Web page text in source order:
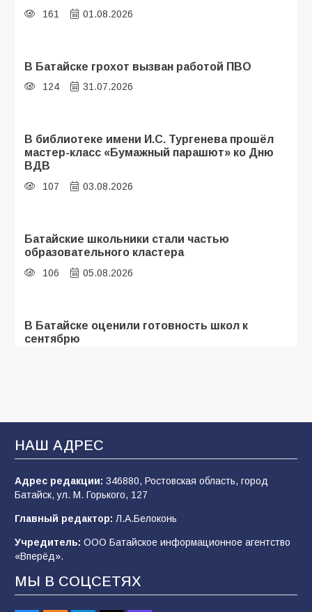
161 01.08.2026
В Батайске грохот вызван работой ПВО
124 31.07.2026
В библиотеке имени И.С. Тургенева прошёл
мастер-класс «Бумажный парашют» ко Дню
ВДВ
107 03.08.2026
Батайские школьники стали частью
образовательного кластера
106 05.08.2026
В Батайске оценили готовность школ к
сентябрю
соревнований
110 06.08.2026
«Мобилизация или набор?» Что на самом
2026 года
101 03.08.2026
В Батайске продолжаются дорожные работы
НАШ АДРЕС
Адрес редакции: 346880, Ростовская область, город
Батайск, ул. М. Горького, 127
Главный редактор: Л.А.Белоконь
Учредитель: ООО Батайское информационное агентство
«Вперёд».
МЫ В СОЦСЕТЯХ